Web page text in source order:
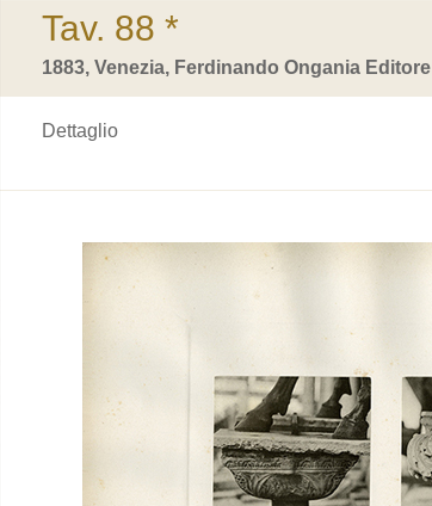
Tav. 88 *
1883, Venezia, Ferdinando Ongania Editore
Dettaglio